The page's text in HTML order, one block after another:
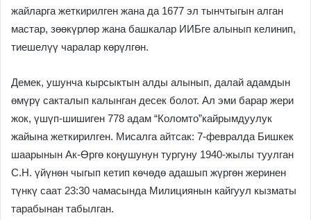
жайларга жеткирилген жана да 1677 эл тынчтыгын алган
мастар, зөөкүрлөр жана башкалар ИИБге алынып келинип,
тиешелүү чаралар көрүлгөн.
Демек, ушунча кырсыктын алды алынып, далай адамдын
өмүрү сакталып калынган десек болот. Ал эми барар жери
жок, үшүп-шишиген 778 адам “Коломто”кайрымдуулук
жайына жеткирилген. Мисалга айтсак: 7-февралда Бишкек
шаарынын Ак-Өргө коңушунун тургуну 1940-жылы туулган
С.Н. үйүнөн чыгып кетип көчөдө адашып жүргөн жеринен
түнкү саат 23:30 чамасында Милициянын кайгуул кызматы
тарабынан табылган.